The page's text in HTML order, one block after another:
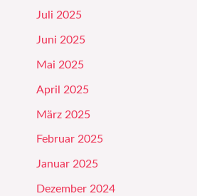
Juli 2025
Juni 2025
Mai 2025
April 2025
März 2025
Februar 2025
Januar 2025
Dezember 2024